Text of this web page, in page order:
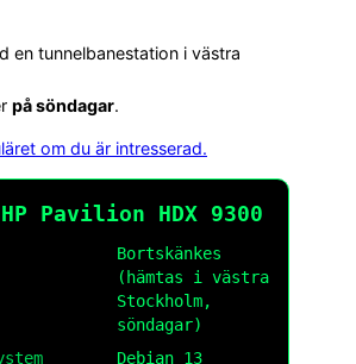
en tunnelbanestation i västra
på söndagar.
om du är intresserad.
Pavilion HDX 9300
Bortskänkes
(hämtas i västra
Stockholm,
söndagar)
Debian 13